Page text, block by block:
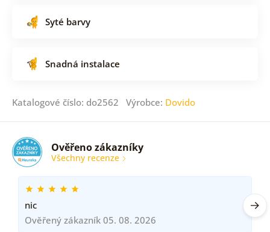
Syté barvy
Snadná instalace
Katalogové číslo: do2562 Výrobce: Dovido
Ověřeno zákazníky
Všechny recenze
nic
Ověřený zákazník 05. 08. 2026